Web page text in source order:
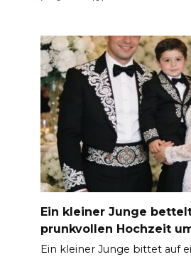
Ein kleiner Junge
prunkvollen Hochzeit
Ein kleiner Junge bittet auf